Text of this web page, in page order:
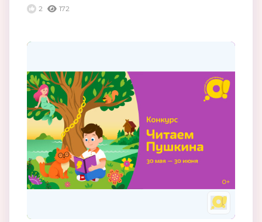
2
172